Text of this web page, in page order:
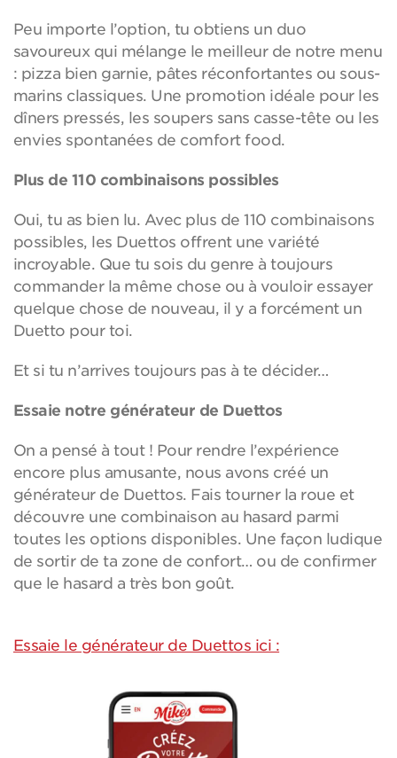
Peu importe l’option, tu obtiens un duo
savoureux qui mélange le meilleur de notre menu
: pizza bien garnie, pâtes réconfortantes ou sous-
marins classiques. Une promotion idéale pour les
dîners pressés, les soupers sans casse-tête ou les
envies spontanées de comfort food.
Plus de 110 combinaisons possibles
Oui, tu as bien lu. Avec plus de 110 combinaisons
possibles, les Duettos offrent une variété
incroyable. Que tu sois du genre à toujours
commander la même chose ou à vouloir essayer
quelque chose de nouveau, il y a forcément un
Duetto pour toi.
Et si tu n’arrives toujours pas à te décider…
Essaie notre générateur de Duettos
On a pensé à tout ! Pour rendre l’expérience
encore plus amusante, nous avons créé un
générateur de Duettos. Fais tourner la roue et
découvre une combinaison au hasard parmi
toutes les options disponibles. Une façon ludique
de sortir de ta zone de confort… ou de confirmer
que le hasard a très bon goût.
Essaie le générateur de Duettos ici :